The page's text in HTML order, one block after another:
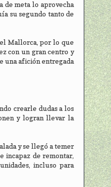
de meta lo aprovecha
su segundo tanto de
Mallorca, por lo que
con un gran centro y
una afición entregada
crearle dudas a los
y logran llevar la
y se llegó a temer
incapaz de remontar,
incluso para